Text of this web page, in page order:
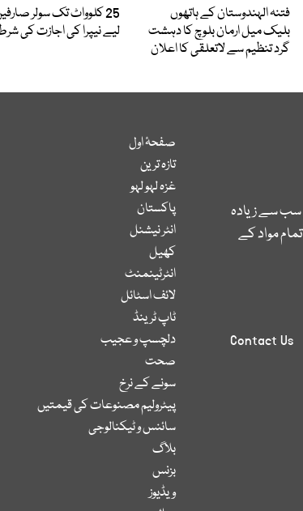
فتنہ الہندوستان کے ہاتھوں
بلیک میل ارمان بلوچ کا دہشت
گرد تنظیم سے لاتعلقی کا اعلان
25 کلوواٹ تک سولر
لیے نیپرا کی اجازت کی
سب سے زیادہ
مواد کے
Contact Us
صفحۂ اول
تازہ ترین
غزہ لہو لہو
پاکستان
انٹر نیشنل
کھیل
انٹرٹینمنٹ
لائف اسٹائل
ٹاپ ٹرینڈ
دلچسپ و عجیب
صحت
سونے کے نرخ
پیٹرولیم مصنوعات کی قیمتیں
سائنس و ٹیکنالوجی
بلاگ
بزنس
ویڈیوز